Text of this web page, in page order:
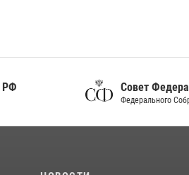
Совет Федерации
Федерального Собрания РФ